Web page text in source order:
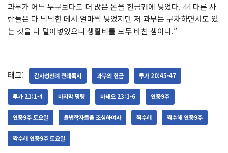
과부가 어느 누구보다도 더 많은 돈을 헌금궤에 넣었다. 44다른 사
람들은 다 넉넉한 데서 얼마씩 넣었지만 저 과부는 구차하면서도 있
는 것을 다 털어넣었으니 생활비를 모두 바친 셈이다.”
태그: 감사성찬례 전례독서 과부의 헌금 루가 20:45-47
루가 21:1-4 마지막 명령 마태오 23:1-6 연중9주
연중9주 토요일 율법학자들을 조심하여라 짝수해 짝수해 연중9주
짝수해 연중9주 토요일